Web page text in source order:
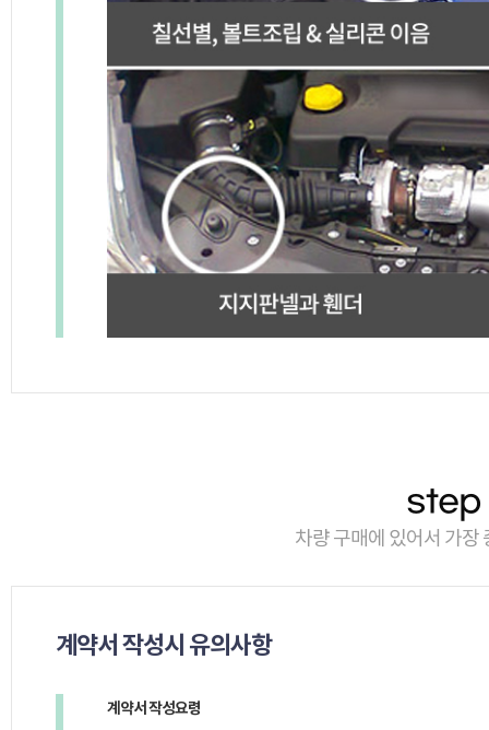
step
차량 구매에 있어서 가장
계약서 작성시 유의사항
계약서 작성요령